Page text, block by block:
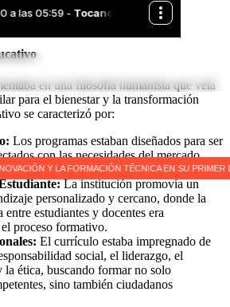
|
oportunidades de crecimiento
en una filosofía humanista que veía
para el bienestar y la transformación
se caracterizó por:
Los programas estaban diseñados para ser
con las necesidades del mercado
la teoría con la práctica.
La institución promovía un
personalizado y cercano, donde la
estudiantes y docentes era
proceso formativo.
El currículo estaba impregnado de
social, el liderazgo, el
la ética, buscando formar no solo
sino también ciudadanos